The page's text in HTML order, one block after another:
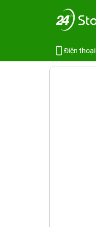
Điện thoại
Trang chủ